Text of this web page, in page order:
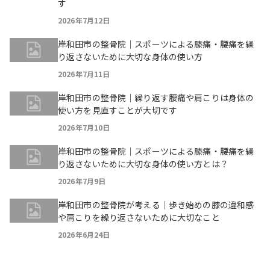
す
2026年7月12日
岸和田市の整骨院｜スポーツによる膝痛・腰痛を繰
り返さないために大切な身体の使い方
2026年7月11日
岸和田市の整骨院｜繰り返す腰痛や肩こりは身体の
使い方を見直すことが大切です
2026年7月10日
岸和田市の整骨院｜スポーツによる膝痛・腰痛を繰
り返さないために大切な身体の使い方とは？
2026年7月9日
岸和田市の整骨院が考える｜歩き始めの膝の違和感
や肩こりを繰り返さないために大切なこと
2026年6月24日